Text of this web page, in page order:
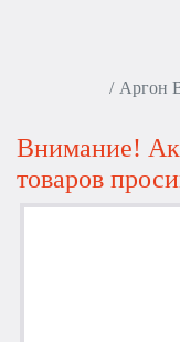
Аргон
Внимание!
товаров